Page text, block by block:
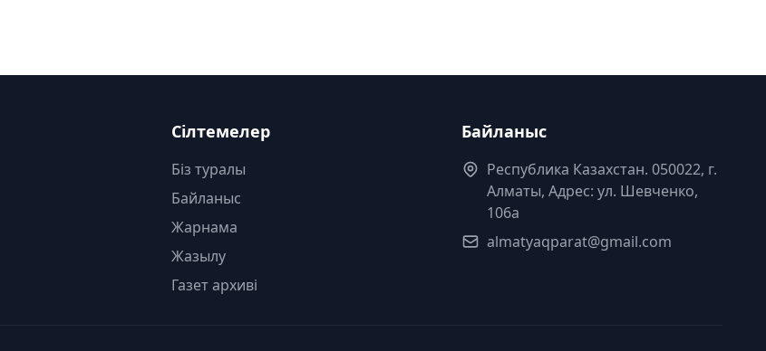
Сілтемелер
Біз туралы
Байланыс
Жарнама
Жазылу
Газет архиві
Байланыс
Республика Казахстан. 050022, г.
Алматы, Адрес: ул. Шевченко,
106а
almatyaqparat@gmail.com